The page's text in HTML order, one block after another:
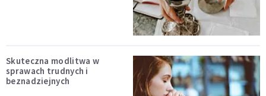
Skuteczna modlitwa w
sprawach trudnych i
beznadziejnych